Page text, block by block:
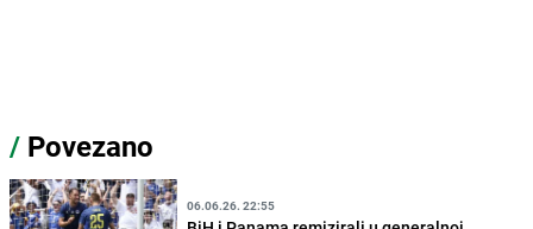
/ Povezano
06.06.26. 22:55